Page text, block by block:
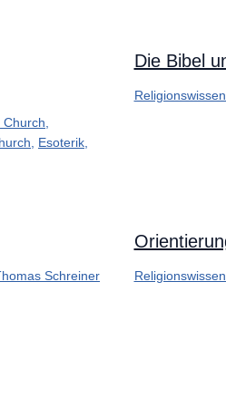
Church
Esoterik
Die Bibel
Schreiner